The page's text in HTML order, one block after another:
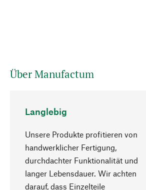
Über Manufactum
Langlebig
Unsere Produkte profitieren von
handwerklicher Fertigung,
durchdachter Funktionalität und
langer Lebensdauer. Wir achten
darauf, dass Einzelteile